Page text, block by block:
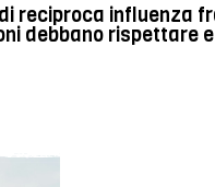
reciproca influenza
debbano rispettare